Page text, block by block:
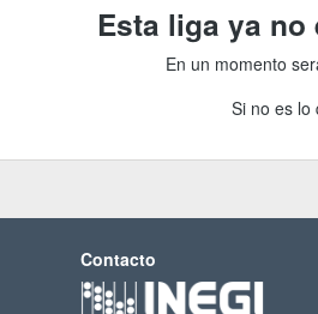
Esta liga ya
En un momento
Si no es lo
Contacto